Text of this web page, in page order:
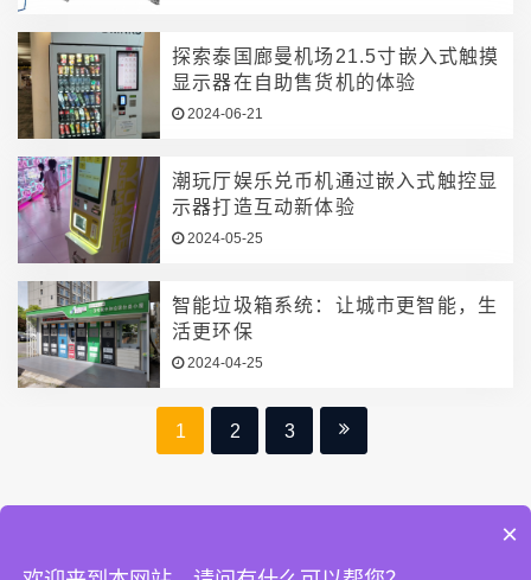
探索泰国廊曼机场21.5寸嵌入式触摸
显示器在自助售货机的体验
2024-06-21
潮玩厅娱乐兑币机通过嵌入式触控显
示器打造互动新体验
2024-05-25
智能垃圾箱系统：让城市更智能，生
活更环保
2024-04-25
1 2 3
×